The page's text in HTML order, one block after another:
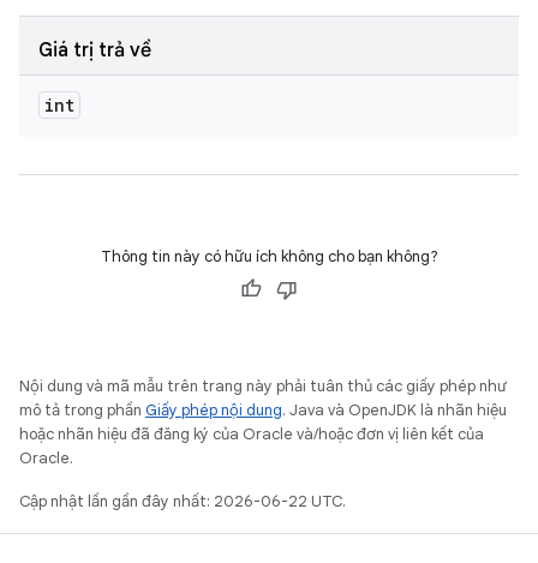
Giá trị trả về
int
Thông tin này có hữu ích không cho bạn không?
Nội dung và mã mẫu trên trang này phải tuân thủ các giấy phép như
mô tả trong phần Giấy phép nội dung. Java và OpenJDK là nhãn hiệu
hoặc nhãn hiệu đã đăng ký của Oracle và/hoặc đơn vị liên kết của
Oracle.
Cập nhật lần gần đây nhất: 2026-06-22 UTC.